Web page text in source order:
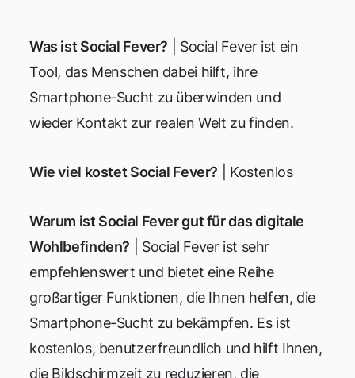
Was ist Social Fever? | Social Fever ist ein
Tool, das Menschen dabei hilft, ihre
Smartphone-Sucht zu überwinden und
wieder Kontakt zur realen Welt zu finden.
Wie viel kostet Social Fever? | Kostenlos
Warum ist Social Fever gut für das digitale
Wohlbefinden? | Social Fever ist sehr
empfehlenswert und bietet eine Reihe
großartiger Funktionen, die Ihnen helfen, die
Smartphone-Sucht zu bekämpfen. Es ist
kostenlos, benutzerfreundlich und hilft Ihnen,
die Bildschirmzeit zu reduzieren, die